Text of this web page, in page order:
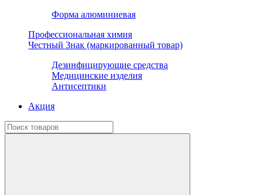
Форма алюминиевая
Профессиональная химия
Честный Знак (маркированный товар)
Дезинфицирующие средства
Медицинские изделия
Антисептики
Акция